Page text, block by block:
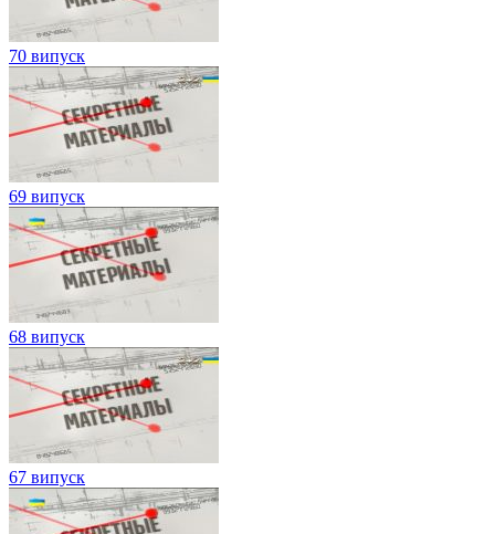
70 випуск
69 випуск
68 випуск
67 випуск